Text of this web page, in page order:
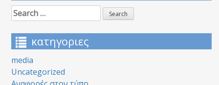
Search
for:
κατηγοριες
media
Uncategorized